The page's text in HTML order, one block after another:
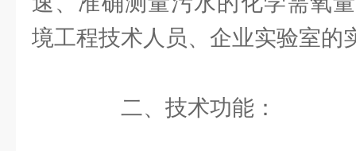
境工程技术人员、企业实验室的
二、技术功能：